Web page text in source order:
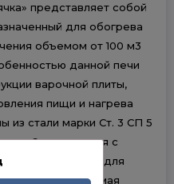
представляет собой
для обогрева
объемом от 100 м3
данной печи
варочной плиты,
пищи и нагрева
из стали марки Ст. 3 СП 5
– 6 мм, которая с
необходимое для
Неповторимая